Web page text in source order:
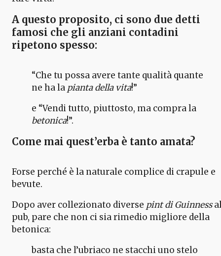
A questo proposito, ci sono due detti
famosi che gli anziani contadini
ripetono spesso:
“Che tu possa avere tante qualità quante
ne ha la pianta della vita!”
e “Vendi tutto, piuttosto, ma compra la
betonica!”.
Come mai quest’erba è tanto amata?
Forse perché è la naturale complice di crapule e
bevute.
Dopo aver collezionato diverse pint di Guinness
pub, pare che non ci sia rimedio migliore della
betonica:
basta che l’ubriaco ne stacchi uno stelo